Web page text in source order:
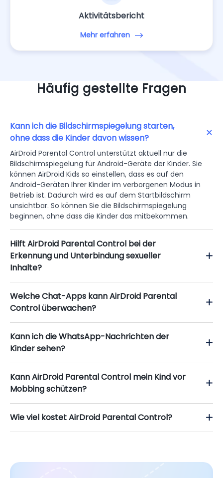
Aktivitätsbericht
Mehr erfahren
Häufig gestellte Fragen
Kann ich die Bildschirmspiegelung starten,
ohne dass die Kinder davon wissen?
AirDroid Parental Control unterstützt aktuell nur die
Bildschirmspiegelung für Android-Geräte der Kinder. Sie
können AirDroid Kids so einstellen, dass es auf den
Android-Geräten Ihrer Kinder im verborgenen Modus in
Betrieb ist. Dadurch wird es auf dem Startbildschirm
unsichtbar. So können Sie die Bildschirmspiegelung
beginnen, ohne dass die Kinder das mitbekommen.
Hilft AirDroid Parental Control bei der
Erkennung und Unterbindung sexueller
Inhalte?
Welche Chat-Apps kann AirDroid Parental
Control überwachen?
Kann ich die WhatsApp-Nachrichten der
Kinder sehen?
Kann AirDroid Parental Control mein Kind vor
Mobbing schützen?
Wie viel kostet AirDroid Parental Control?